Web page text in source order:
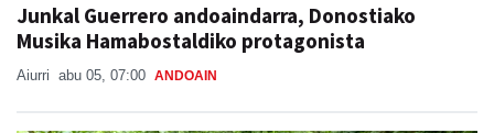
Junkal Guerrero andoaindarra, Donostiako
Musika Hamabostaldiko protagonista
Aiurri abu 05, 07:00 ANDOAIN